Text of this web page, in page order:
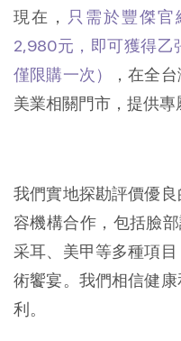
現在， 只需於豐傑
2,980元，即可獲得乙
僅限購一次）
，在全
美業相關門市，提供專
我們實地探勘評價優
容機構合作，包括臉部
采耳、美甲等多種項
術饗宴。我們相信健
利。